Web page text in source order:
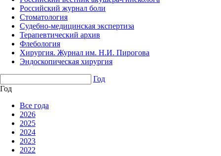
Российский журнал боли
Стоматология
Судебно-медицинская экспертиза
Терапевтический архив
Флебология
Хирургия. Журнал им. Н.И. Пирогова
Эндоскопическая хирургия
Год
Год
Все года
2026
2025
2024
2023
2022